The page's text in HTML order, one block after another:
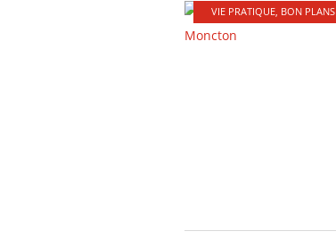
VIE PRATIQUE, BON PLANS